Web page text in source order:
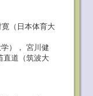
（日本体育大
），
宮川健
直道（筑波大